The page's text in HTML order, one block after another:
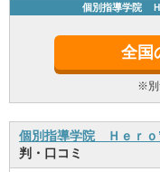
個別指導学院
全国
※別
個別指導学院 Ｈｅｒ
判・口コミ